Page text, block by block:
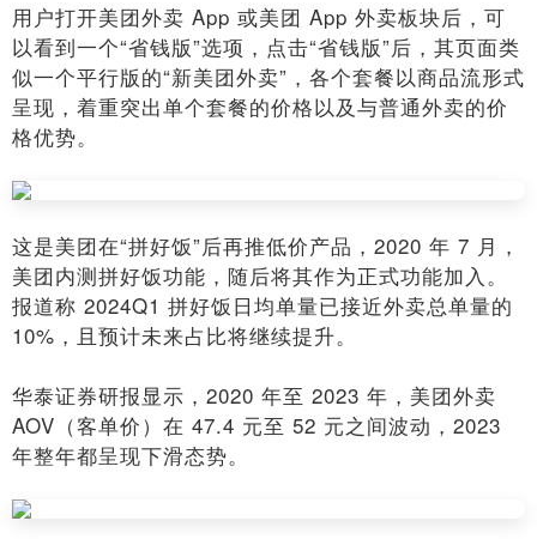
用户打开美团外卖 App 或美团 App 外卖板块后，可
以看到一个“省钱版”选项，点击“省钱版”后，其页面类
似一个平行版的“新美团外卖”，各个套餐以商品流形式
呈现，着重突出单个套餐的价格以及与普通外卖的价
格优势。
这是美团在“拼好饭”后再推低价产品，2020 年 7 月，
美团内测拼好饭功能，随后将其作为正式功能加入。
报道称 2024Q1 拼好饭日均单量已接近外卖总单量的
10%，且预计未来占比将继续提升。
华泰证券研报显示，2020 年至 2023 年，美团外卖
AOV（客单价）在 47.4 元至 52 元之间波动，2023
年整年都呈现下滑态势。